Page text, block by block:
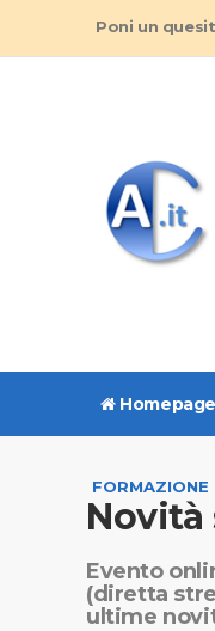
Poni un
Homepage
Evento
(diretta
ultime